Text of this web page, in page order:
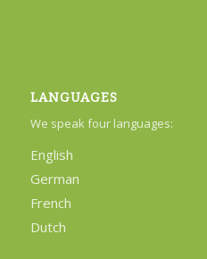
LANGUAGES
We speak four languages:
English
German
French
Dutch